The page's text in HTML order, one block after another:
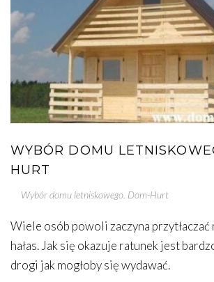
WYBÓR DOMU
HURT
Wybór domu letniskowego. Dom-Hurt
Wiele osób powoli zaczyna
hałas. Jak się okazuje ratunek jest
drogi jak mogłoby się wydawać.